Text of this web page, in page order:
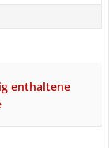
enthaltene